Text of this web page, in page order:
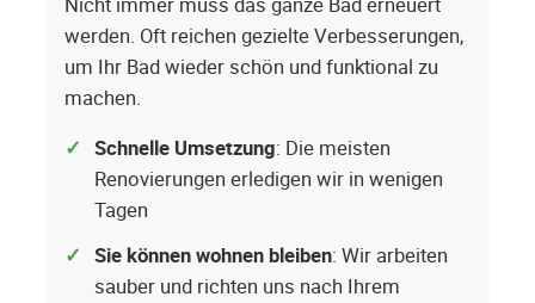
werden. Oft reichen gezielte Verbesserungen,
um Ihr Bad wieder schön und funktional zu
machen.
Schnelle Umsetzung: Die meisten
Renovierungen erledigen wir in wenigen
Tagen
Sie können wohnen bleiben: Wir arbeiten
sauber und richten uns nach Ihrem